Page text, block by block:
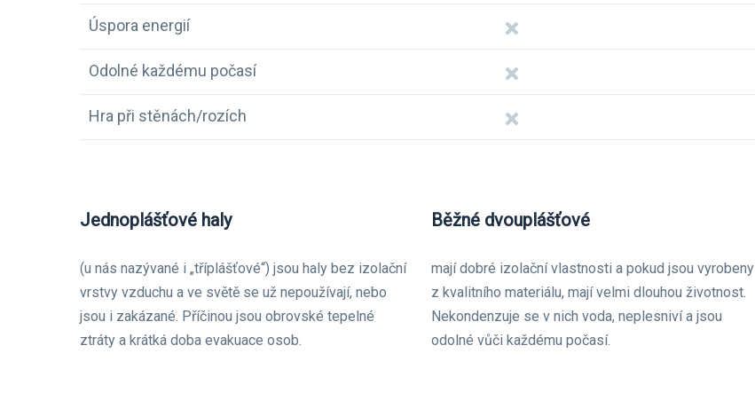
Úspora energií
Odolné každému počasí
Hra při stěnách/rozích
Jednoplášťové haly
(u nás nazývané i „tříplášťové“) jsou haly bez izolační
vrstvy vzduchu a ve světě se už nepoužívají, nebo
jsou i zakázané. Příčinou jsou obrovské tepelné
ztráty a krátká doba evakuace osob.
Běžné dvouplášťové
mají dobré izolační vlastnosti a pokud jsou vyrobeny
z kvalitního materiálu, mají velmi dlouhou životnost.
Nekondenzuje se v nich voda, neplesniví a jsou
odolné vůči každému počasí.